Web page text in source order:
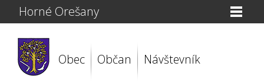
Horné Orešany
Obec Občan Návštevník